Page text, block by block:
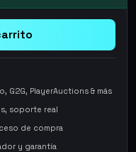
PlayerAuctions & más
soporte real
de compra
y garantía